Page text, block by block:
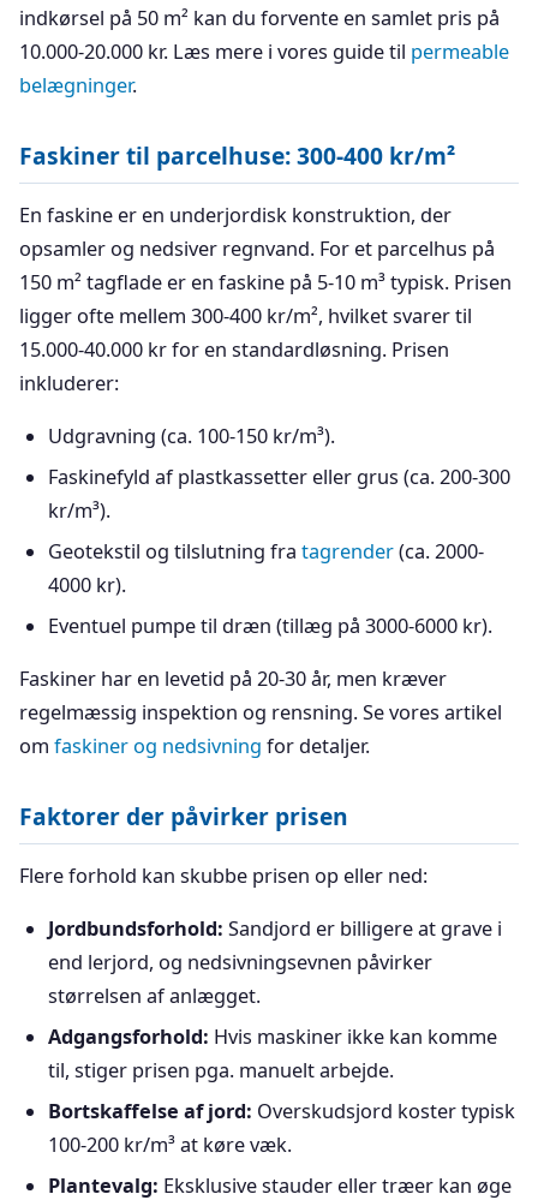
indkørsel på 50 m² kan du forvente en samlet pris på
10.000-20.000 kr. Læs mere i vores guide til permeable
belægninger.
Faskiner til parcelhuse: 300-400 kr/m²
En faskine er en underjordisk konstruktion, der
opsamler og nedsiver regnvand. For et parcelhus på
150 m² tagflade er en faskine på 5-10 m³ typisk. Prisen
ligger ofte mellem 300-400 kr/m², hvilket svarer til
15.000-40.000 kr for en standardløsning. Prisen
inkluderer:
Udgravning (ca. 100-150 kr/m³).
Faskinefyld af plastkassetter eller grus (ca. 200-300
kr/m³).
Geotekstil og tilslutning fra tagrender(ca. 2000-
4000 kr).
Eventuel pumpe til dræn (tillæg på 3000-6000 kr).
Faskiner har en levetid på 20-30 år, men kræver
regelmæssig inspektion og rensning. Se vores artikel
om faskiner og nedsivning for detaljer.
Faktorer der påvirker prisen
Flere forhold kan skubbe prisen op eller ned:
Jordbundsforhold: Sandjord er billigere at grave i
end lerjord, og nedsivningsevnen påvirker
størrelsen af anlægget.
Adgangsforhold: Hvis maskiner ikke kan komme
til, stiger prisen pga. manuelt arbejde.
Bortskaffelse af jord: Overskudsjord koster typisk
100-200 kr/m³ at køre væk.
Plantevalg: Eksklusive stauder eller træer kan øge